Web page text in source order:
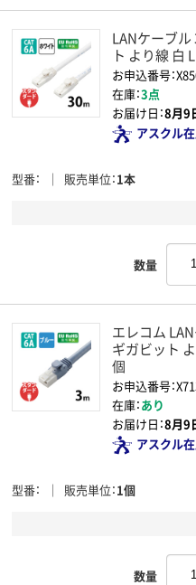
LANケーブ
ト より線 白
お申込番号：
在庫：3点
お届け日：8月9
アスクル
型番 販売単位 1本
数量
エレコム
ギガビット
個
お申込番号：
在庫：あり
お届け日：8月9
アスクル
型番 販売単位 1個
数量